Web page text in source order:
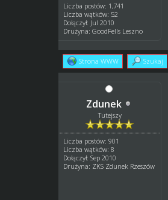
Liczba postów: 1,741
Liczba wątków: 52
Dołączył: Jul 2010
Drużyna: GoodFells Leszno
Strona WWW Szukaj
Zdunek
Tutejszy
Liczba postów: 901
Liczba wątków: 8
Dołączył: Sep 2010
Drużyna: ZKS Zdunek Rzeszów